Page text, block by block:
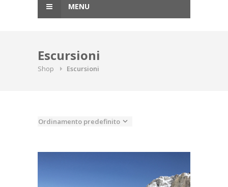
MENU
Escursioni
Shop Escursioni